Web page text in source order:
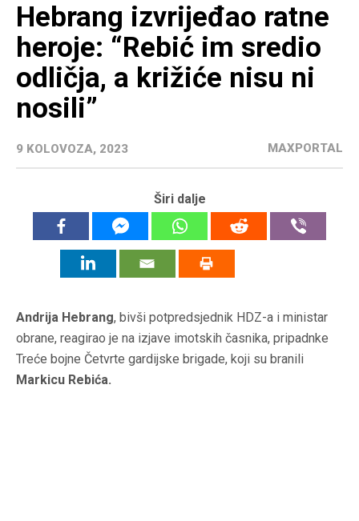
Hebrang izvrijeđao ratne
heroje: “Rebić im sredio
odličja, a križiće nisu ni
nosili”
9 KOLOVOZA, 2023 MAXPORTAL
Širi dalje
Andrija Hebrang, bivši potpredsjednik HDZ-a i ministar
obrane, reagirao je na izjave imotskih časnika, pripadnke
Treće bojne Četvrte gardijske brigade, koji su branili
Markicu Rebića.